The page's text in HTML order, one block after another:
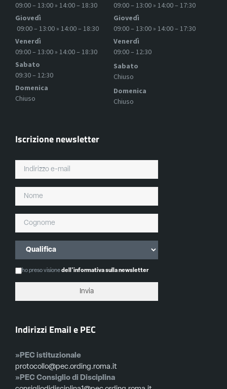
09:00 – 13:00 » 14:00 – 18:30
Giovedì
09:00 – 13:00 » 14:00 – 18:30
Venerdì
09:00 – 13:00 » 14:00 – 18:30
Sabato
09:30 – 12:30
Domenica
Chiuso
09:00 – 13:00 » 14:00 – 17:30
Giovedì
09:00 – 13:00 » 14:00 – 17:30
Venerdì
09:00 – 12:30
Sabato
Chiuso
Domenica
Chiuso
Iscrizione newsletter
ho preso visionedell'informativa sulla newsletter
Indirizzi Email e PEC
»PEC istituzionale
protocollo@pec.ording.roma.it
»PEC Consiglio di Disciplina